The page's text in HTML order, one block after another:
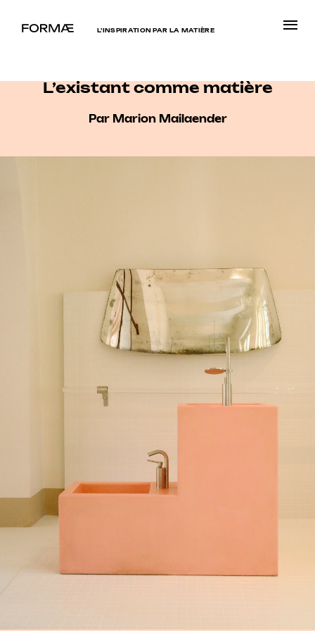
L’INSPIRATION PAR LA MATIÈRE
L’existant comme matière
Par Marion Mailaender